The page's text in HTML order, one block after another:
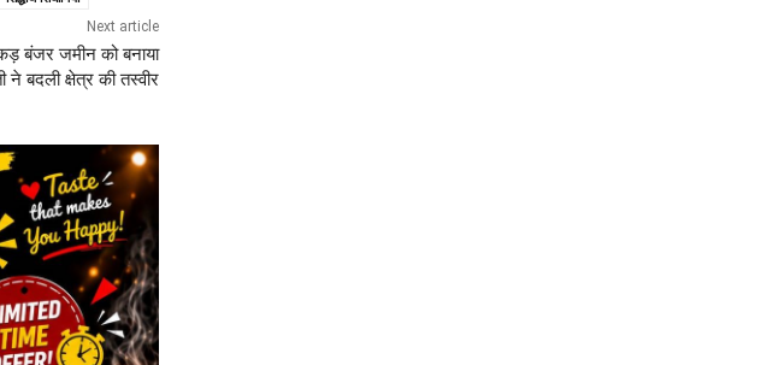
Next article
बंजर जमीन को बनाया
बदली क्षेत्र की तस्वीर